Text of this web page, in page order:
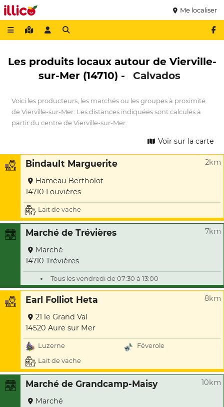
Me localiser
Les produits locaux autour de Vierville-
sur-Mer (14710) -
Calvados
Voici les producteurs, les marchés ou les groupes à proximité
de Vierville-sur-Mer. Les distances indiquées sont calculés à
partir du centre de Vierville-sur-Mer.
Voir sur la carte
Bindault Marguerite 2km
Hameau Bertholot
14710 Louvières
Lait de vache
Marché de Trévières 7km
Marché
14710 Trévières
Tous les vendredi de 07:30 à 13:00
Earl Folliot Heta 8km
21 le Grand Val
14520 Aure sur Mer
Luzerne
Féverole
Lait de vache
Marché de Grandcamp-Maisy 10km
Marché